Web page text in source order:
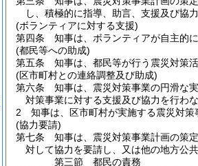
し、積極的に指導、助言、支援及び協
(ボランティアに対する支援)
第四条
知事は、ボランティアが自主的
(都民等への助成)
第五条
知事は、都民等が行う震災対策
(区市町村との連絡調整及び助成)
第六条
知事は、震災対策事業の円滑な
対策事業に対する支援及び協力を行わ
2
知事は、区市町村が実施する震災対策
(協力要請)
第七条
知事は、震災対策事業計画の策
対して協力を要請し、又は他の地方公
第三節
都民の責務